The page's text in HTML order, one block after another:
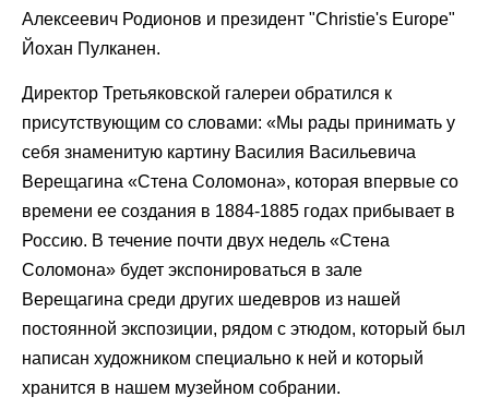
Алексеевич Родионов и президент "Christie's Europe"
Йохан Пулканен.
Директор Третьяковской галереи обратился к
присутствующим со словами: «Мы рады принимать у
себя знаменитую картину Василия Васильевича
Верещагина «Стена Соломона», которая впервые со
времени ее создания в 1884-1885 годах прибывает в
Россию. В течение почти двух недель «Стена
Соломона» будет экспонироваться в зале
Верещагина среди других шедевров из нашей
постоянной экспозиции, рядом с этюдом, который был
написан художником специально к ней и который
хранится в нашем музейном собрании.